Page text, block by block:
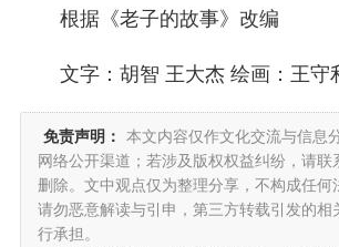
根据《老子的故事》改编
文字：胡智 王大杰 绘画：王守
免责声明：
本文内容仅作文化交流与信息
网络公开渠道；若涉及版权权益纠纷，请联
删除。文中观点仅为整理分享，不构成任何
请勿恶意解读与引申，第三方转载引发的相
行承担。